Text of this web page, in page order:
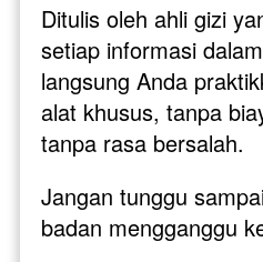
Ditulis oleh ahli gizi
setiap informasi
langsung Anda
alat khusus, tanpa
tanpa rasa bersalah.
Jangan tunggu
badan mengganggu